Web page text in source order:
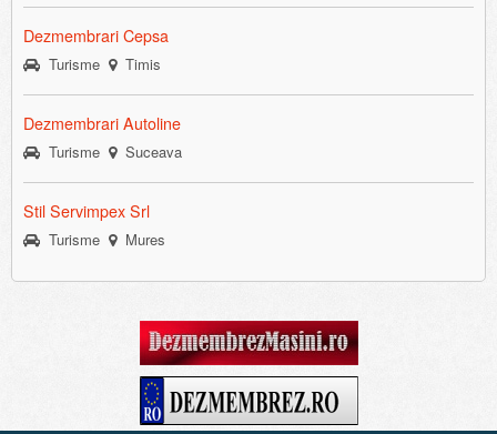
Dezmembrari Cepsa
Turisme Timis
Dezmembrari Autoline
Turisme Suceava
Stil Servimpex Srl
Turisme Mures